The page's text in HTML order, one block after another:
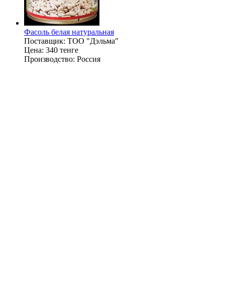
Фасоль белая натуральная
Поставщик: ТОО "Дэльма"
Цена: 340 тенге
Производство: Россия